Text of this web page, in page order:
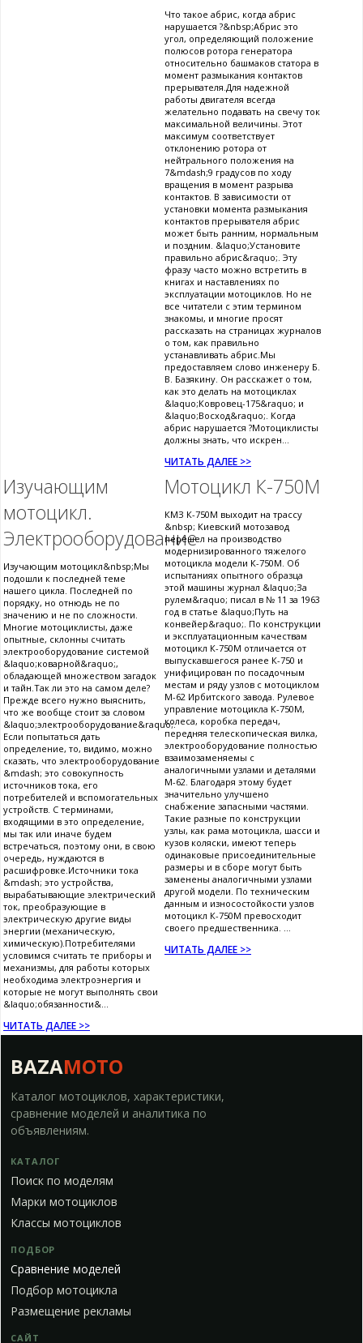
Что такое абрис, когда абрис
нарушается ?&nbsp;Абрис это
угол, определяющий положение
полюсов ротора генератора
относительно башмаков статора в
момент размыкания контактов
прерывателя.Для надежной
работы двигателя всегда
желательно подавать на свечу ток
максимальной величины. Этот
максимум соответствует
отклонению ротора от
нейтрального положения на
7&mdash;9 градусов по ходу
вращения в момент разрыва
контактов. В зависимости от
установки момента размыкания
контактов прерывателя абрис
может быть ранним, нормальным
и поздним. &laquo;Установите
правильно абрис&raquo;. Эту
фразу часто можно встретить в
книгах и наставлениях по
эксплуатации мотоциклов. Но не
все читатели с этим термином
знакомы, и многие просят
рассказать на страницах журналов
о том, как правильно
устанавливать абрис.Мы
предоставляем слово инженеру Б.
В. Базякину. Он расскажет о том,
как это делать на мотоциклах
&laquo;Ковровец-175&raquo; и
&laquo;Восход&raquo;. Когда
абрис нарушается ?Мотоциклисты
должны знать, что искрен...
ЧИТАТЬ ДАЛЕЕ >>
Изучающим
мотоцикл.
Электрооборудование
Изучающим мотоцикл&nbsp;Мы
подошли к последней теме
нашего цикла. Последней по
порядку, но отнюдь не по
значению и не по сложности.
Многие мотоциклисты, даже
опытные, склонны считать
электрооборудование системой
&laquo;коварной&raquo;,
обладающей множеством загадок
и тайн.Так ли это на самом деле?
Прежде всего нужно выяснить,
что же вообще стоит за словом
&laquo;электрооборудование&raquo;.
Если попытаться дать
определение, то, видимо, можно
сказать, что электрооборудование
&mdash; это совокупность
источников тока, его
потребителей и вспомогательных
устройств. С терминами,
входящими в это определение,
мы так или иначе будем
встречаться, поэтому они, в свою
очередь, нуждаются в
расшифровке.Источники тока
&mdash; это устройства,
вырабатывающие электрический
ток, преобразующие в
электрическую другие виды
энергии (механическую,
химическую).Потребителями
условимся считать те приборы и
механизмы, для работы которых
необходима электроэнергия и
которые не могут выполнять свои
&laquo;обязанности&...
ЧИТАТЬ ДАЛЕЕ >>
Мотоцикл К-750М
КМЗ К-750М выходит на трассу
&nbsp; Киевский мотозавод
перешел на производство
модернизированного тяжелого
мотоцикла модели К-750М. Об
испытаниях опытного образца
этой машины журнал &laquo;За
рулем&raquo; писал в № 11 за 1963
год в статье &laquo;Путь на
конвейер&raquo;. По конструкции
и эксплуатационным качествам
мотоцикл К-750М отличается от
выпускавшегося ранее К-750 и
унифицирован по посадочным
местам и ряду узлов с мотоциклом
М-62 Ирбитского завода. Рулевое
управление мотоцикла К-750М,
колеса, коробка передач,
передняя телескопическая вилка,
электрооборудование полностью
взаимозаменяемы с
аналогичными узлами и деталями
М-62. Благодаря этому будет
значительно улучшено
снабжение запасными частями.
Такие разные по конструкции
узлы, как рама мотоцикла, шасси и
кузов коляски, имеют теперь
одинаковые присоединительные
размеры и в сборе могут быть
заменены аналогичными узлами
другой модели. По техническим
данным и износостойкости узлов
мотоцикл К-750М превосходит
своего предшественника. ...
ЧИТАТЬ ДАЛЕЕ >>
BAZAMOTO
Каталог мотоциклов, характеристики,
сравнение моделей и аналитика по
объявлениям.
КАТАЛОГ
Поиск по моделям
Марки мотоциклов
Классы мотоциклов
ПОДБОР
Сравнение моделей
Подбор мотоцикла
Размещение рекламы
САЙТ